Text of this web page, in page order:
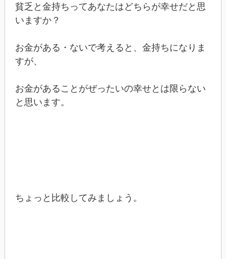
貧乏と金持ちってあなたはどちらが幸せだと思
いますか？
お金がある・ないで考えると、金持ちになりま
すが、
お金があることがぜったいの幸せとは限らない
と思います。
ちょっと比較してみましょう。